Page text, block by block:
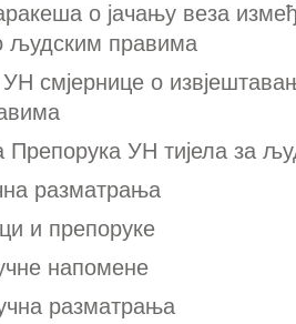
о јачању веза
људским правима
смјернице о
Препорука УН тијела за
разматрања
и препоруке
напомене
разматрања